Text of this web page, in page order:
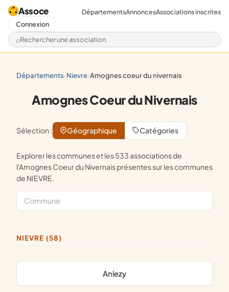
Assoce
Rechercher une association
DépartementsAnnoncesAssociations inscrites
Connexion
départements/ nievre/ amognes coeur du nivernais
Amognes Coeur du Nivernais
Sélection : Géographique Catégories
Explorer les communes et les 533 associations de
l'Amognes Coeur du Nivernais présentes sur les communes
de NIEVRE.
NIEVRE (58)
Anlezy